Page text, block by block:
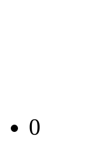
0